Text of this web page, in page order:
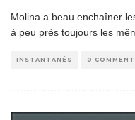
Molina a beau enchaîner
à peu près toujours les
INSTANTANÉS 0